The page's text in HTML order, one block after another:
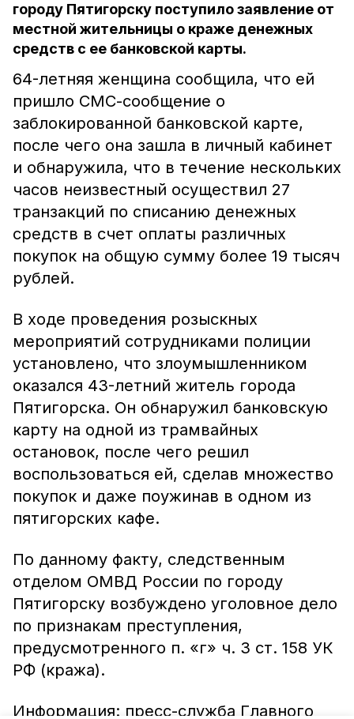
городу Пятигорску поступило заявление от
местной жительницы о краже денежных
средств с ее банковской карты.
64-летняя женщина сообщила, что ей
пришло СМС-сообщение о
заблокированной банковской карте,
после чего она зашла в личный кабинет
и обнаружила, что в течение нескольких
часов неизвестный осуществил 27
транзакций по списанию денежных
средств в счет оплаты различных
покупок на общую сумму более 19 тысяч
рублей.
В ходе проведения розыскных
мероприятий сотрудниками полиции
установлено, что злоумышленником
оказался 43-летний житель города
Пятигорска. Он обнаружил банковскую
карту на одной из трамвайных
остановок, после чего решил
воспользоваться ей, сделав множество
покупок и даже поужинав в одном из
пятигорских кафе.
По данному факту, следственным
отделом ОМВД России по городу
Пятигорску возбуждено уголовное дело
по признакам преступления,
предусмотренного п. «г» ч. 3 ст. 158 УК
РФ (кража).
Информация: пресс-служба Главного